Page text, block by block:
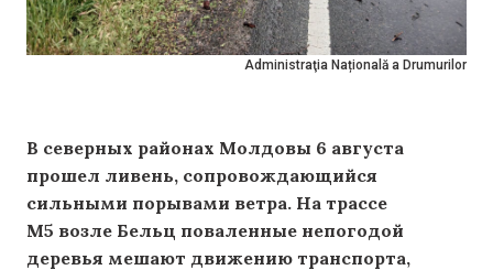
Administraţia Națională a Drumurilor
В северных районах Молдовы 6 августа
прошел ливень, сопровождающийся
сильными порывами ветра. На трассе
М5 возле Бельц поваленные непогодой
деревья мешают движению транспорта,